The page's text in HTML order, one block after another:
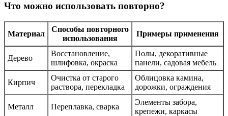
Что можно использовать повторно?
Материал
Способы повторного
использования
Примеры применения
Дерево
Восстановление,
шлифовка, окраска
Полы, декоративные
панели, садовая мебель
Кирпич
Очистка от старого
раствора, перекладка
Облицовка камина,
дорожки, ограждения
Металл Переплавка, сварка
Элементы забора,
крепежи, каркасы